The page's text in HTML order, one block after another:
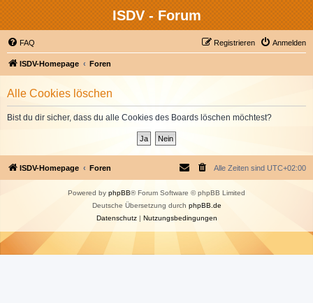
ISDV - Forum
FAQ Anmelden
Registrieren
ISDV-Homepage Foren
Alle Cookies löschen
Bist du dir sicher, dass du alle Cookies des Boards löschen möchtest?
ISDV-Homepage Foren Alle Zeiten sind UTC+02:00
Powered by phpBB® Forum Software © phpBB Limited
Deutsche Übersetzung durch phpBB.de
Datenschutz| Nutzungsbedingungen